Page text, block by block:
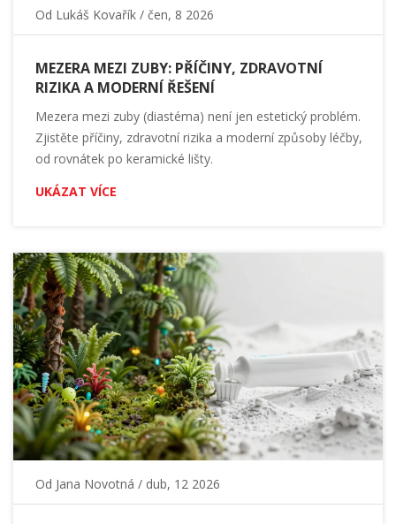
Od Lukáš Kovařík / čen, 8 2026
MEZERA MEZI ZUBY: PŘÍČINY, ZDRAVOTNÍ
RIZIKA A MODERNÍ ŘEŠENÍ
Mezera mezi zuby (diastéma) není jen estetický problém.
Zjistěte příčiny, zdravotní rizika a moderní způsoby léčby,
od rovnátek po keramické lišty.
UKÁZAT VÍCE
Od Jana Novotná / dub, 12 2026